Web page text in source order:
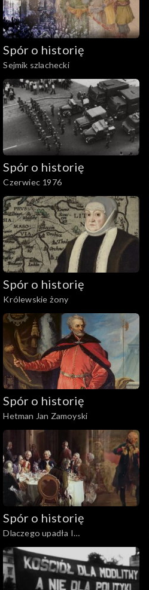
Spór o historię
Sejmik szlachecki
Spór o historię
Czerwiec 1976
Spór o historię
Królewskie żony
Spór o historię
Hetman Jan Zamoyski
Spór o historię
Dlaczego upadła I
Rzeczpospolita?